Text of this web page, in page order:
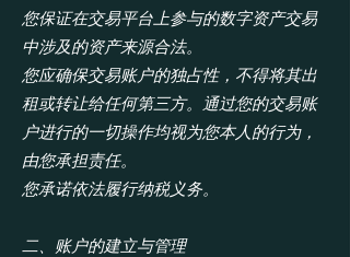
您保证在交易平台上参与的数字资产交易
中涉及的资产来源合法。
您应确保交易账户的独占性，不得将其出
租或转让给任何第三方。通过您的交易账
户进行的一切操作均视为您本人的行为，
由您承担责任。
您承诺依法履行纳税义务。
二、账户的建立与管理